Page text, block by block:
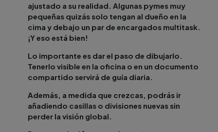
ajustado a su realidad. Algunas pymes muy
pequeñas quizás solo tengan al dueño en la
cima y debajo un par de encargados multitask.
¡Y eso está bien!
Lo importante es dar el paso de dibujarlo.
Tenerlo visible en la oficina o en un documento
compartido servirá de guía diaria.
Además, a medida que crezcas, podrás ir
añadiendo casillas o divisiones nuevas sin
perder la visión global.